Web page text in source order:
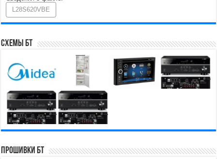
L28S620VBE
Схемы БТ
Прошивки БТ